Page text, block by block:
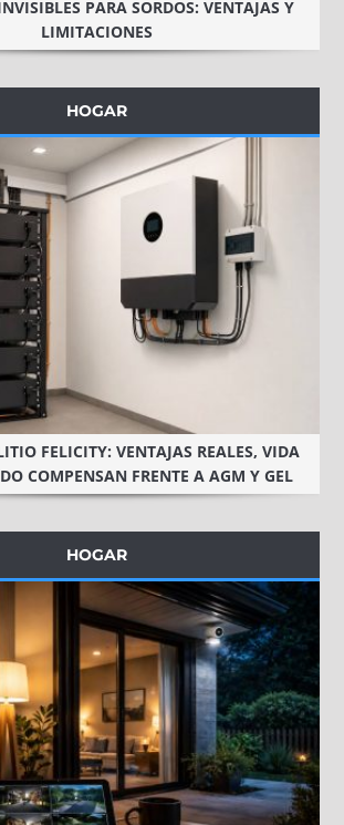
PARA SORDOS: VENTAJAS Y
LIMITACIONES
HOGAR
FELICITY: VENTAJAS REALES, VIDA
COMPENSAN FRENTE A AGM Y GEL
HOGAR